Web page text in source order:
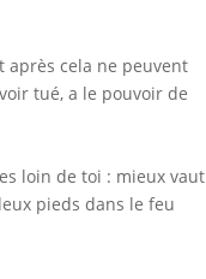
après cela ne peuvent
tué, a le pouvoir de
loin de toi : mieux vaut
pieds dans le feu